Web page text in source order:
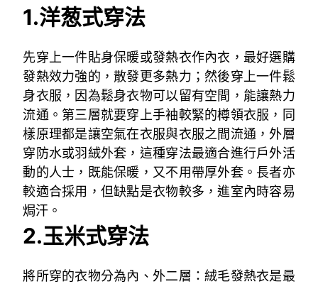
1.洋葱式穿法
先穿上一件貼身保暖或發熱衣作內衣，最好選購
發熱效力強的，散發更多熱力；然後穿上一件鬆
身衣服，因為鬆身衣物可以留有空間，能讓熱力
流通。第三層就要穿上手袖較緊的樽領衣服，同
樣原理都是讓空氣在衣服與衣服之間流通，外層
穿防水或羽絨外套，這種穿法最適合進行戶外活
動的人士，既能保暖，又不用帶厚外套。長者亦
較適合採用，但缺點是衣物較多，進室內時容易
焗汗。
2.玉米式穿法
將所穿的衣物分為內、外二層：絨毛發熱衣是最